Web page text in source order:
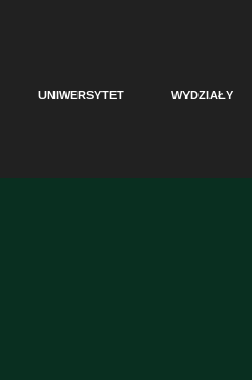
UNIWERSYTET WYDZIAŁY